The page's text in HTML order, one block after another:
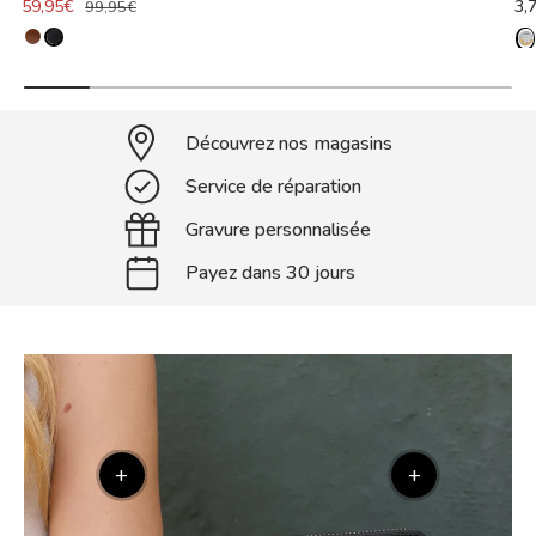
59,95€ 99,95€
Découvrez nos magasins
Service de réparation
Gravure personnalisée
Payez dans 30 jours
+ +